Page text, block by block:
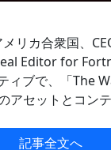
リカ合衆国、
Editor for
ィブで、「The
アセットとコン
記事全文へ